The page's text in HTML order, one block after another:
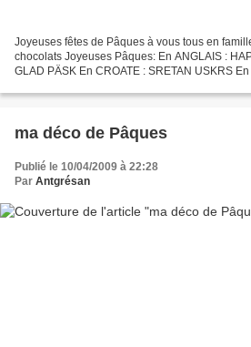
Joyeuses fêtes de Pâques à vous tous en
chocolats Joyeuses Pâques: En ANGLAIS :
GLAD PÄSK En CROATE : SRETAN USKRS
OSTERN...
ma déco de Pâques
Publié le 10/04/2009 à 22:28
Par Antgrésan